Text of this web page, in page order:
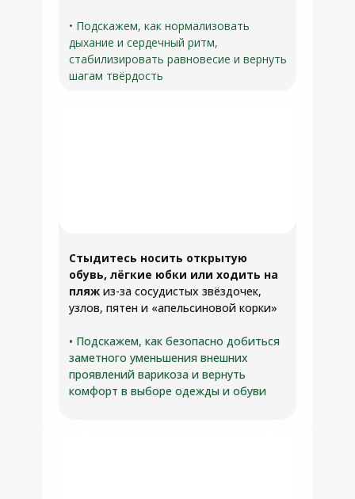
• Подскажем, как нормализовать
дыхание и сердечный ритм,
стабилизировать равновесие и вернуть
шагам твёрдость
Стыдитесь носить открытую
обувь, лёгкие юбки или ходить на
пляж из-за сосудистых звёздочек,
узлов, пятен и «апельсиновой корки»
• Подскажем, как безопасно добиться
заметного уменьшения внешних
проявлений варикоза и вернуть
комфорт в выборе одежды и обуви